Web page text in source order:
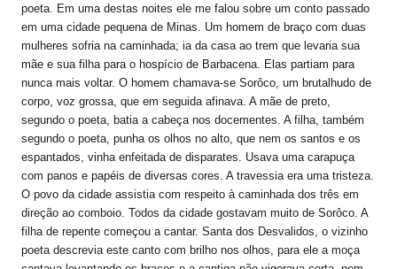
poeta. Em uma destas noites ele me falou sobre um conto passado
em uma cidade pequena de Minas. Um homem de braço com duas
mulheres sofria na caminhada; ia da casa ao trem que levaria sua
mãe e sua filha para o hospício de Barbacena. Elas partiam para
nunca mais voltar. O homem chamava-se Sorôco, um brutalhudo de
corpo, voz grossa, que em seguida afinava. A mãe de preto,
segundo o poeta, batia a cabeça nos docementes. A filha, também
segundo o poeta, punha os olhos no alto, que nem os santos e os
espantados, vinha enfeitada de disparates. Usava uma carapuça
com panos e papéis de diversas cores. A travessia era uma tristeza.
O povo da cidade assistia com respeito à caminhada dos três em
direção ao comboio. Todos da cidade gostavam muito de Sorôco. A
filha de repente começou a cantar. Santa dos Desvalidos, o vizinho
poeta descrevia este canto com brilho nos olhos, para ele a moça